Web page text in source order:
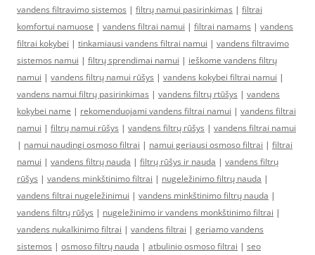
vandens filtravimo sistemos | filtrų namui pasirinkimas | filtrai
komfortui namuose | vandens filtrai namui | filtrai namams | vandens
filtrai kokybei | tinkamiausi vandens filtrai namui | vandens filtravimo
sistemos namui | filtrų sprendimai namui | ieškome vandens filtrų
namui | vandens filtrų namui rūšys | vandens kokybei filtrai namui |
vandens namui filtrų pasirinkimas | vandens filtrų rtūšys | vandens
kokybei name | rekomenduojami vandens filtrai namui | vandens filtrai
namui | filtrų namui rūšys | vandens filtrų rūšys | vandens filtrai namui
| namui naudingi osmoso filtrai | namui geriausi osmoso filtrai | filtrai
namui | vandens filtrų nauda | filtrų rūšys ir nauda | vandens filtrų
rūšys | vandens minkštinimo filtrai | nugeležinimo filtrų nauda |
vandens filtrai nugeležinimui | vandens minkštinimo filtrų nauda |
vandens filtrų rūšys | nugeležinimo ir vandens monkštinimo filtrai |
vandens nukalkinimo filtrai | vandens filtrai | geriamo vandens
sistemos | osmoso filtrų nauda | atbulinio osmoso filtrai | seo